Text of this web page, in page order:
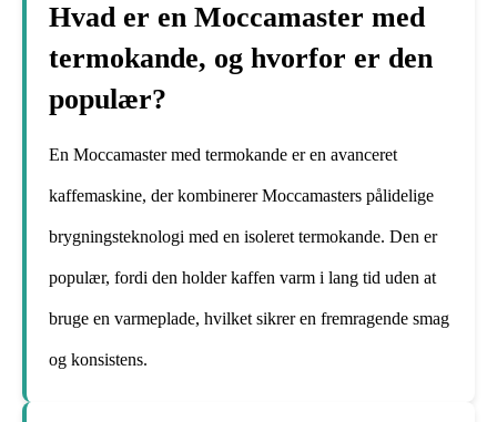
Hvad er en Moccamaster med
termokande, og hvorfor er den
populær?
En Moccamaster med termokande er en avanceret
kaffemaskine, der kombinerer Moccamasters pålidelige
brygningsteknologi med en isoleret termokande. Den er
populær, fordi den holder kaffen varm i lang tid uden at
bruge en varmeplade, hvilket sikrer en fremragende smag
og konsistens.